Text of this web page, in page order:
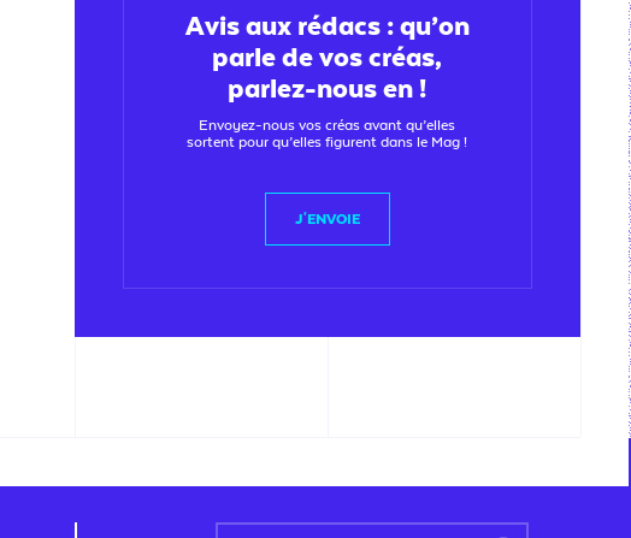
Avis aux rédacs : qu’on
parle de vos créas,
parlez-nous en !
Envoyez-nous vos créas avant qu’elles
sortent pour qu’elles figurent dans le Mag !
J'ENVOIE